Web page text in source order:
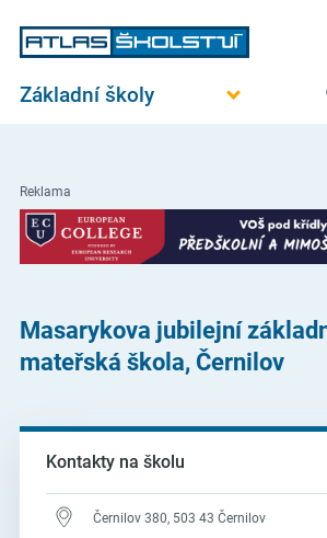
Základní školy
Reklama
Masarykova jubilejní
mateřská škola, Černilov
Kontakty na školu
Černilov 380, 503 43 Černilov